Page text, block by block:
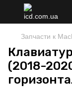
Запчасти к
(2018-